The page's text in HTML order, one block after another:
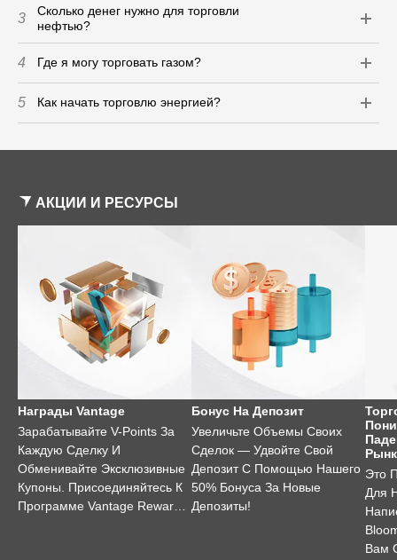
3
Сколько денег нужно для торговли
нефтью?
4 Где я могу торговать газом?
5 Как начать торговлю энергией?
АКЦИИ И РЕСУРСЫ
Награды Vantage
Зарабатывайте V-Points За
Каждую Сделку И
Обменивайте Эксклюзивные
Купоны. Присоединяйтесь К
Программе Vantage Rewards
Бонус На Депозит
Увеличьте Объемы Своих
Сделок — Удвойте Свой
Депозит С Помощью Нашего
50% Бонуса За Новые
Депозиты!
Это
Для
Вам